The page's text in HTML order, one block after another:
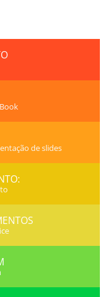
de slides